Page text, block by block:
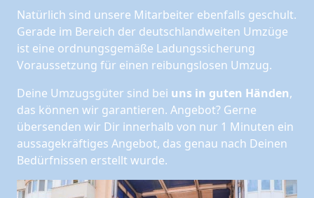
Natürlich sind unsere Mitarbeiter ebenfalls geschult.
Gerade im Bereich der deutschlandweiten Umzüge
ist eine ordnungsgemäße Ladungssicherung
Voraussetzung für einen reibungslosen Umzug.
Deine Umzugsgüter sind bei uns in guten Händen,
das können wir garantieren. Angebot? Gerne
übersenden wir Dir innerhalb von nur 1 Minuten ein
aussagekräftiges Angebot, das genau nach Deinen
Bedürfnissen erstellt wurde.